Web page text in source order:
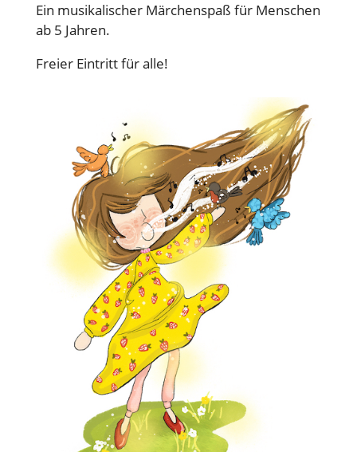
Ein musikalischer Märchenspaß für Menschen
ab 5 Jahren.
Freier Eintritt für alle!